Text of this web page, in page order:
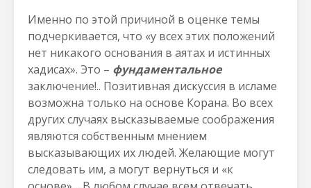
Именно по этой причиной в оценке темы
подчеркивается, что «у всех этих положений
нет никакого основания в аятах и истинных
хадисах». Это – фундаментальное
заключение!.. Позитивная дискуссия в исламе
возможна только на основе Корана. Во всех
других случаях высказываемые соображения
являются собственным мнением
высказывающих их людей. Желающие могут
следовать им, а могут вернуться и «к